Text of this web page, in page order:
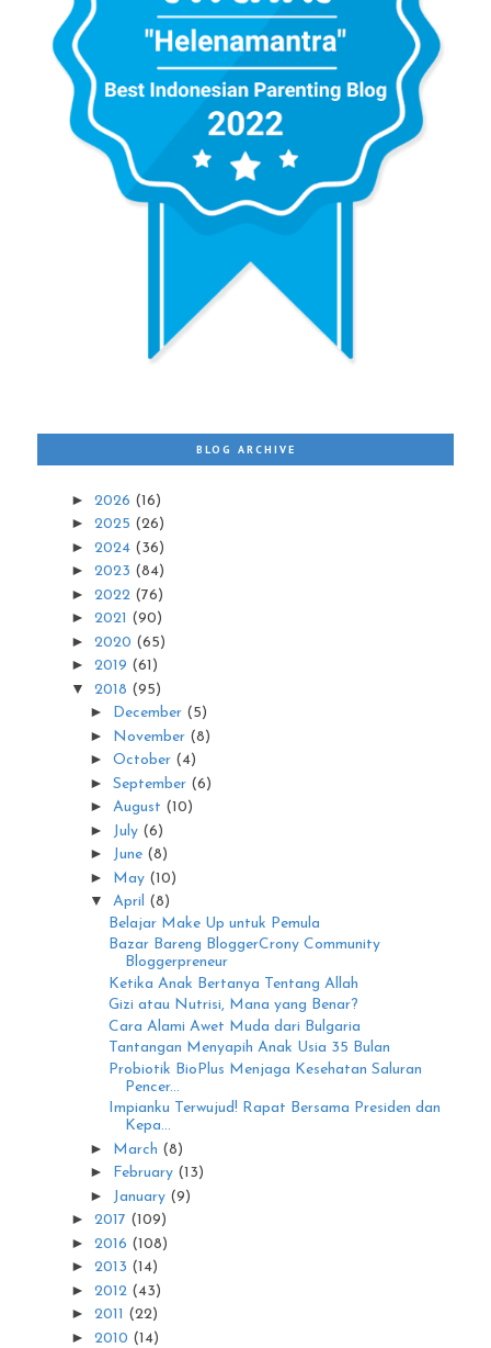
BLOG ARCHIVE
► 2026 (16)
► 2025 (26)
► 2024 (36)
► 2023 (84)
► 2022 (76)
► 2021 (90)
► 2020 (65)
► 2019 (61)
▼ 2018 (95)
► December (5)
► November (8)
► October (4)
► September (6)
► August (10)
► July (6)
► June (8)
► May (10)
▼ April (8)
Belajar Make Up untuk Pemula
Bazar Bareng BloggerCrony Community
Bloggerpreneur
Ketika Anak Bertanya Tentang Allah
Gizi atau Nutrisi, Mana yang Benar?
Cara Alami Awet Muda dari Bulgaria
Tantangan Menyapih Anak Usia 35 Bulan
Probiotik BioPlus Menjaga Kesehatan Saluran
Pencer...
Impianku Terwujud! Rapat Bersama Presiden dan
Kepa...
► March (8)
► February (13)
► January (9)
► 2017 (109)
► 2016 (108)
► 2013 (14)
► 2012 (43)
► 2011 (22)
► 2010 (14)